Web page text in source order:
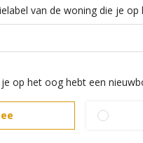
van de woning die je op
op het oog hebt een